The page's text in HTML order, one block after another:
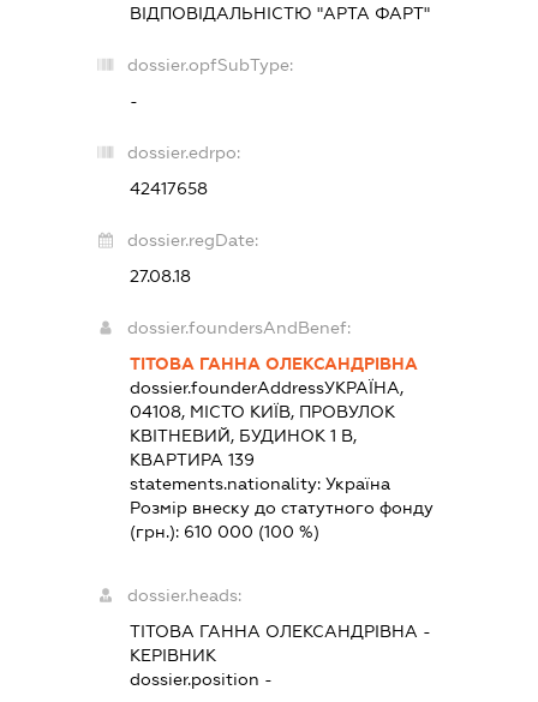
ВІДПОВІДАЛЬНІСТЮ "АРТА ФАРТ"
dossier.opfSubType:
-
dossier.edrpo:
42417658
dossier.regDate:
27.08.18
dossier.foundersAndBenef:
ТІТОВА ГАННА ОЛЕКСАНДРІВНА
dossier.founderAddressУКРАЇНА,
04108, МІСТО КИЇВ, ПРОВУЛОК
КВІТНЕВИЙ, БУДИНОК 1 В,
КВАРТИРА 139
statements.nationality:Україна
Розмір внеску до статутного фонду
(грн.): 610 000 (100 %)
dossier.heads:
ТІТОВА ГАННА ОЛЕКСАНДРІВНА -
КЕРІВНИК
dossier.position -